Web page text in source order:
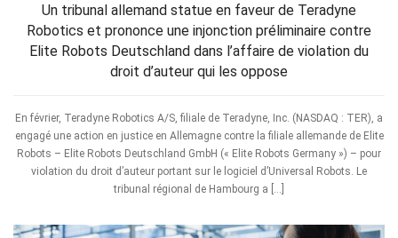
Un tribunal allemand statue en faveur de Teradyne
Robotics et prononce une injonction préliminaire contre
Elite Robots Deutschland dans l’affaire de violation du
droit d’auteur qui les oppose
En février, Teradyne Robotics A/S, filiale de Teradyne, Inc. (NASDAQ : TER), a
engagé une action en justice en Allemagne contre la filiale allemande de Elite
Robots – Elite Robots Deutschland GmbH (« Elite Robots Germany ») – pour
violation du droit d’auteur portant sur le logiciel d’Universal Robots. Le
tribunal régional de Hambourg a […]